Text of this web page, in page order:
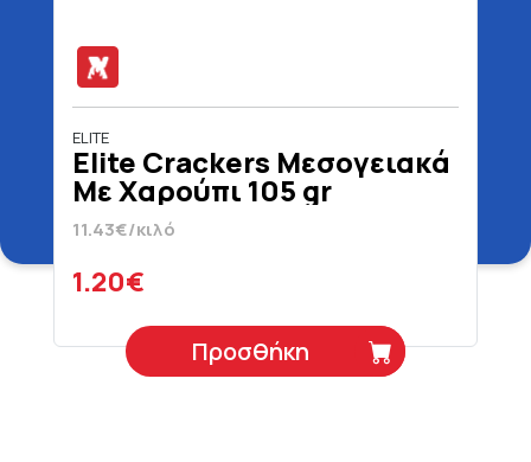
ELITE
Elite Crackers Μεσογειακά
Με Χαρούπι 105 gr
11.43€/κιλό
1.20€
Προσθήκη